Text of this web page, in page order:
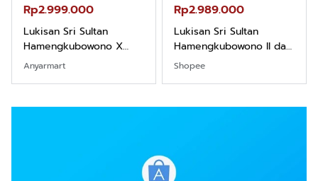
Rp2.999.000
Lukisan Sri Sultan
Hamengkubowono X
dari Kopi Karya Rudi
Winarso
Anyarmart
Rp2.989.000
Lukisan Sri Sultan
Hamengkubowono II dari
Kopi Karya Rudi Winarso
Shopee